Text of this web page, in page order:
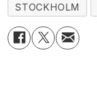
STOCKHOLM